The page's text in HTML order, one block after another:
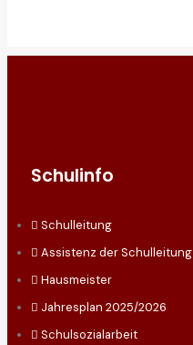
Schulinfo
Schulleitung
Assistenz der Schulleitung
Hausmeister
Jahresplan 2025/2026
Schulsozialarbeit